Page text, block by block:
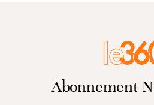
Abonnement